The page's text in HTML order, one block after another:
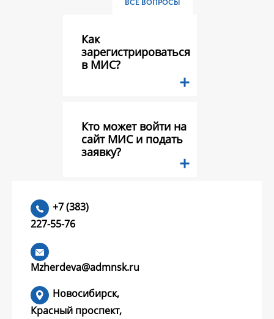
ВСЕ ВОПРОСЫ
Как
зарегистрироваться
в МИС?
Кто может войти на
сайт МИС и подать
заявку?
Какие документы
+7 (383)
227-55-76
Mzherdeva@admnsk.ru
Новосибирск,
Красный проспект,